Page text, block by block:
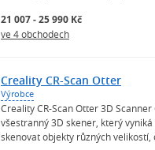
21 007 - 25 990 Kč
ve 4 obchodech
Creality CR-Scan Otter
Výrobce
Creality CR-Scan Otter 3D
všestranný 3D skener, který
skenovat objekty různých velikostí,